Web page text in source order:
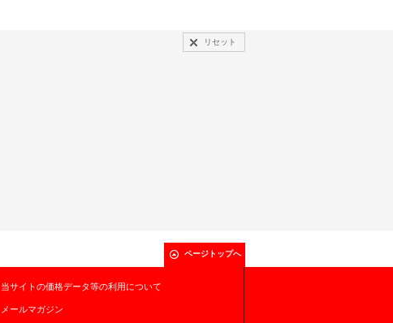
リセット
ページトップへ
当サイトの価格データ等の利用について
メールマガジン